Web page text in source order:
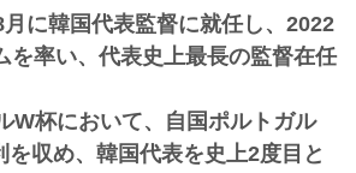
に韓国代表監督に就任し、2022
を率い、代表史上最長の監督在任
W杯において、自国ポルトガル
を収め、韓国代表を史上2度目と